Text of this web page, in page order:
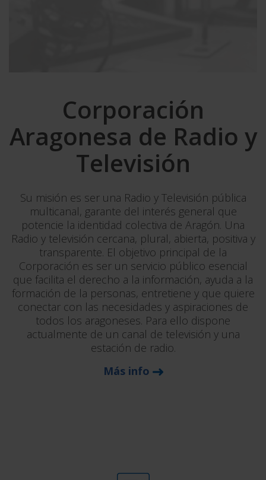
Corporación
Aragonesa de Radio y
Televisión
Su misión es ser una Radio y Televisión pública
multicanal, garante del interés general que
potencie la identidad colectiva de Aragón. Una
Radio y televisión cercana, plural, abierta, positiva y
transparente. El objetivo principal de la
Corporación es ser un servicio público esencial
que facilita el derecho a la información, ayuda a la
formación de la personas, entretiene y que quiere
conectar con las necesidades y aspiraciones de
todos los aragoneses. Para ello dispone
actualmente de un canal de televisión y una
estación de radio.
Más info